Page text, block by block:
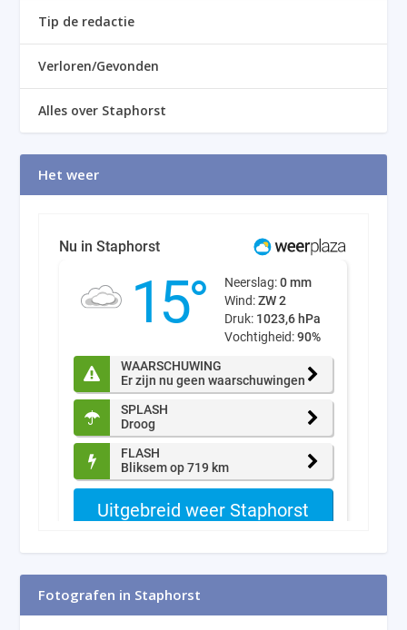
Tip de redactie
Verloren/Gevonden
Alles over Staphorst
Het weer
Fotografen in Staphorst